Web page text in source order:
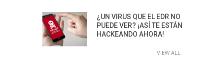
¿UN VIRUS QUE EL EDR NO
PUEDE VER? ¡ASÍ TE ESTÁN
HACKEANDO AHORA!
VIEW ALL